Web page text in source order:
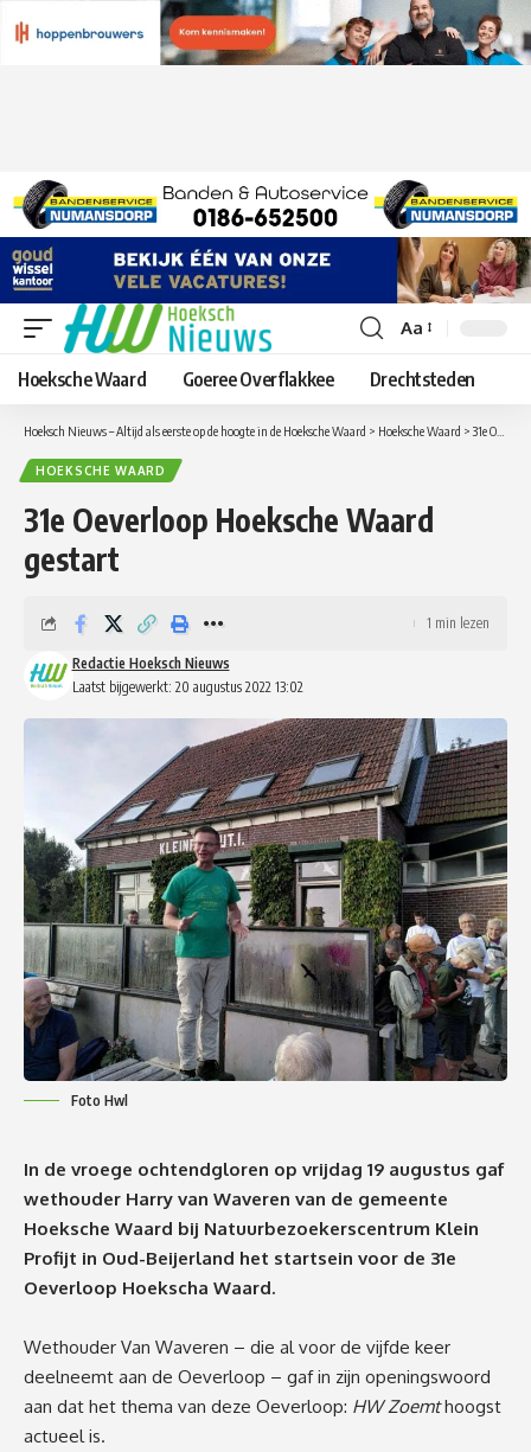
Lettergrootte
aanpassen
Aa
Hoeksche Waard Goeree Overflakkee Drechtsteden
Hoeksch Nieuws – Altijd als eerste op de hoogte in de Hoeksche Waard > Hoeksche Waard > 31e Oeverloop Hoeksche Waard gestart
HOEKSCHE WAARD
31e Oeverloop Hoeksche Waard
gestart
Laatst bijgewerkt: 20 augustus 2022 13:02
Redactie Hoeksch Nieuws
1 min lezen
Foto Hwl
In de vroege ochtendgloren op vrijdag 19 augustus gaf
wethouder Harry van Waveren van de gemeente
Hoeksche Waard bij Natuurbezoekerscentrum Klein
Profijt in Oud-Beijerland het startsein voor de 31e
Oeverloop Hoekscha Waard.
Wethouder Van Waveren – die al voor de vijfde keer
deelneemt aan de Oeverloop – gaf in zijn openingswoord
aan dat het thema van deze Oeverloop: HW Zoemthoogst
actueel is.